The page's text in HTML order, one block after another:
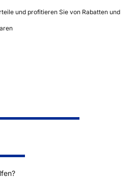
und profitieren Sie von Rabatten und